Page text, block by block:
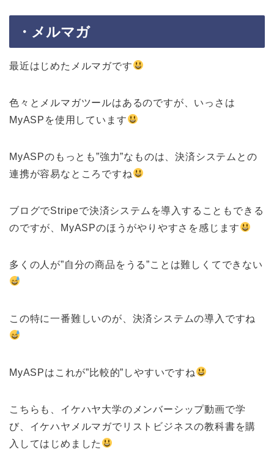
・メルマガ
最近はじめたメルマガです
色々とメルマガツールはあるのですが、いっさは
MyASPを使用しています
MyASPのもっとも”強力”なものは、決済システムとの
連携が容易なところですね
ブログでStripeで決済システムを導入することもできる
のですが、MyASPのほうがやりやすさを感じます
多くの人が”自分の商品をうる”ことは難しくてできない
この特に一番難しいのが、決済システムの導入ですね
MyASPはこれが”比較的”しやすいですね
こちらも、イケハヤ大学のメンバーシップ動画で学
び、イケハヤメルマガでリストビジネスの教科書を購
入してはじめました